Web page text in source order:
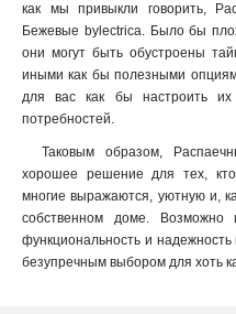
как мы привыкли говорить,
Бежевые bylectrica. Было бы
они могут быть обустроены
иными как бы полезными
для вас как бы настроить
потребностей.
Таковым образом,
хорошее решение для тех,
многие выражаются, уютную и,
собственном доме.
функциональность и
безупречным выбором для хоть